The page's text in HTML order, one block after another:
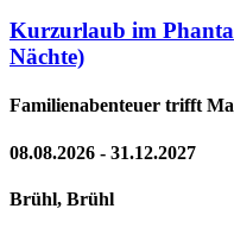
Kurzurlaub im
Nächte)
Familienabenteuer trifft
08.08.2026 - 31.12.2027
Brühl, Brühl